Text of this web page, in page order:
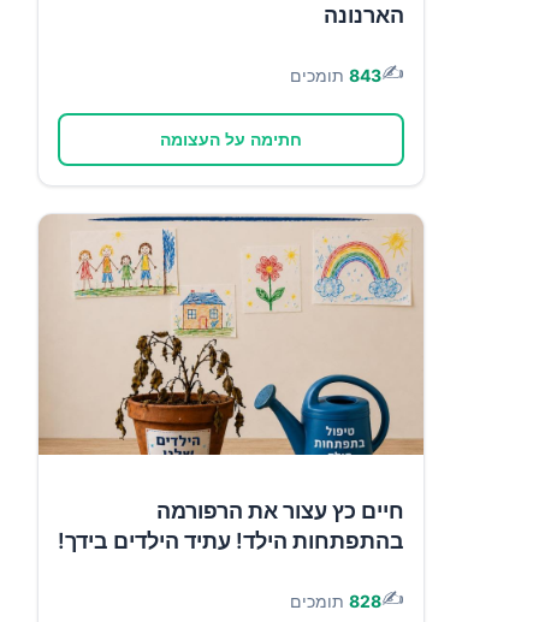
הארנונה
✍️
843 תומכים
חתימה על העצומה
חיים כץ עצור את הרפורמה
בהתפתחות הילד! עתיד הילדים בידך!
✍️
828 תומכים